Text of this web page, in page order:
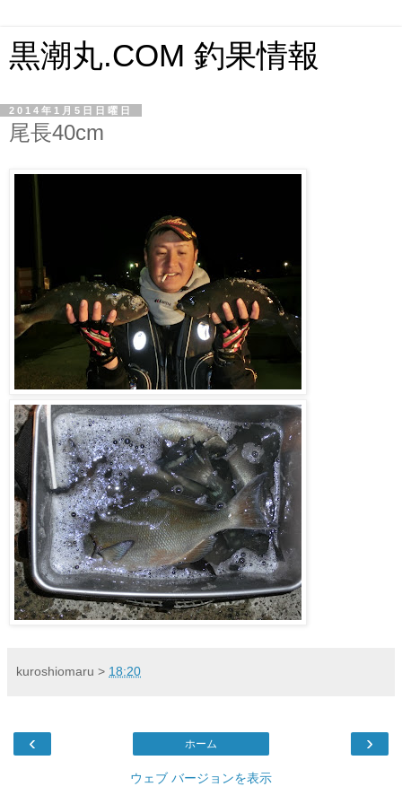
黒潮丸.COM 釣果情報
2014年1月5日日曜日
尾長40cm
kuroshiomaru > 18:20
‹ ›
ホーム
ウェブ バージョンを表示